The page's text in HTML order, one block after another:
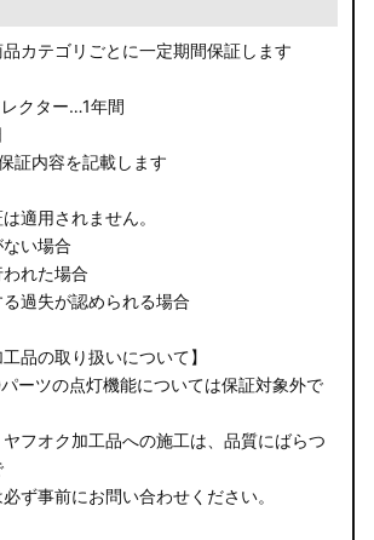
カテゴリごとに一定期間保証します
クター…1年間
証内容を記載します
適用されません。
ない場合
われた場合
る過失が認められる場合
品の取り扱いについて】
ーツの点灯機能については保証対象外で
フオク加工品への施工は、品質にばらつ
ず事前にお問い合わせください。